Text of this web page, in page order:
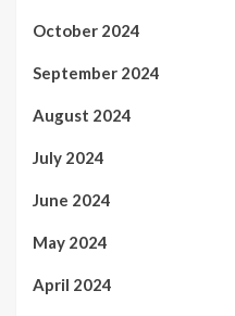
October 2024
September 2024
August 2024
July 2024
June 2024
May 2024
April 2024